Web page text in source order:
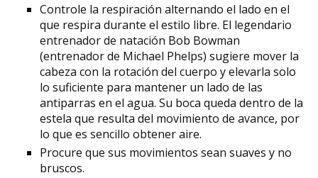
Controle la respiración alternando el lado en el
que respira durante el estilo libre. El legendario
entrenador de natación Bob Bowman
(entrenador de Michael Phelps) sugiere mover la
cabeza con la rotación del cuerpo y elevarla solo
lo suficiente para mantener un lado de las
antiparras en el agua. Su boca queda dentro de la
estela que resulta del movimiento de avance, por
lo que es sencillo obtener aire.
Procure que sus movimientos sean suaves y no
bruscos.